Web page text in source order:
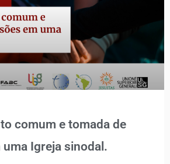
comum e tomada de
Igreja sinodal.